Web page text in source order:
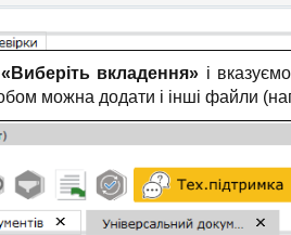
«Виберіть вкладення» і
можна додати і інші файли